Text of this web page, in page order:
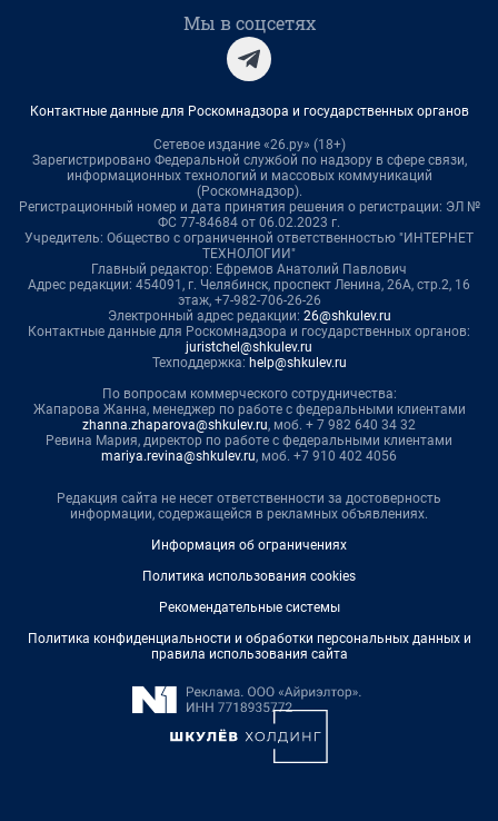
Мы в соцсетях
Контактные данные для Роскомнадзора и государственных органов
Сетевое издание «26.ру» (18+)
Зарегистрировано Федеральной службой по надзору в сфере связи,
информационных технологий и массовых коммуникаций
(Роскомнадзор).
Регистрационный номер и дата принятия решения о регистрации: ЭЛ №
ФС 77-84684 от 06.02.2023 г.
Учредитель: Общество с ограниченной ответственностью "ИНТЕРНЕТ
ТЕХНОЛОГИИ"
Главный редактор: Ефремов Анатолий Павлович
Адрес редакции: 454091, г. Челябинск, проспект Ленина, 26А, стр.2, 16
этаж, +7-982-706-26-26
Электронный адрес редакции: 26@shkulev.ru
Контактные данные для Роскомнадзора и государственных органов:
juristchel@shkulev.ru
Техподдержка: help@shkulev.ru
По вопросам коммерческого сотрудничества:
Жапарова Жанна, менеджер по работе с федеральными клиентами
zhanna.zhaparova@shkulev.ru, моб. + 7 982 640 34 32
Ревина Мария, директор по работе с федеральными клиентами
mariya.revina@shkulev.ru, моб. +7 910 402 4056
Редакция сайта не несет ответственности за достоверность
информации, содержащейся в рекламных объявлениях.
Информация об ограничениях
Политика использования cookies
Рекомендательные системы
Политика конфиденциальности и обработки персональных данных и
правила использования сайта